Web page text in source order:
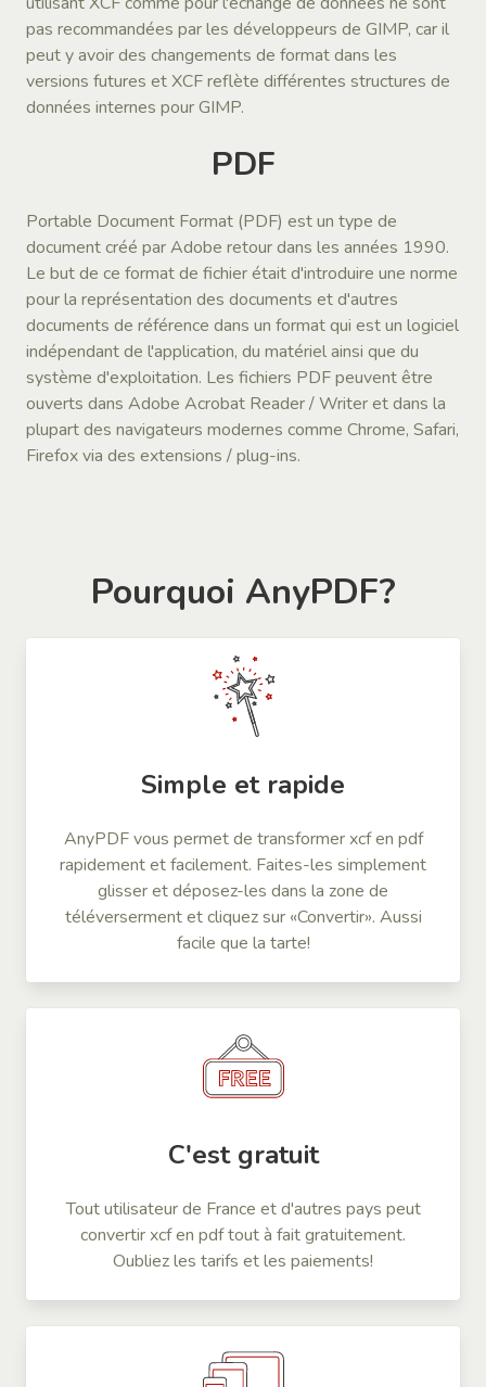
pas recommandées par les développeurs de GIMP, car il
peut y avoir des changements de format dans les
versions futures et XCF reflète différentes structures de
données internes pour GIMP.
PDF
Portable Document Format (PDF) est un type de
document créé par Adobe retour dans les années 1990.
Le but de ce format de fichier était d'introduire une norme
pour la représentation des documents et d'autres
documents de référence dans un format qui est un logiciel
indépendant de l'application, du matériel ainsi que du
système d'exploitation. Les fichiers PDF peuvent être
ouverts dans Adobe Acrobat Reader / Writer et dans la
plupart des navigateurs modernes comme Chrome, Safari,
Firefox via des extensions / plug-ins.
Pourquoi AnyPDF?
Simple et rapide
AnyPDF vous permet de transformer xcf en pdf
rapidement et facilement. Faites-les simplement
glisser et déposez-les dans la zone de
téléverserment et cliquez sur «Convertir». Aussi
facile que la tarte!
C'est gratuit
Tout utilisateur de France et d'autres pays peut
convertir xcf en pdf tout à fait gratuitement.
Oubliez les tarifs et les paiements!